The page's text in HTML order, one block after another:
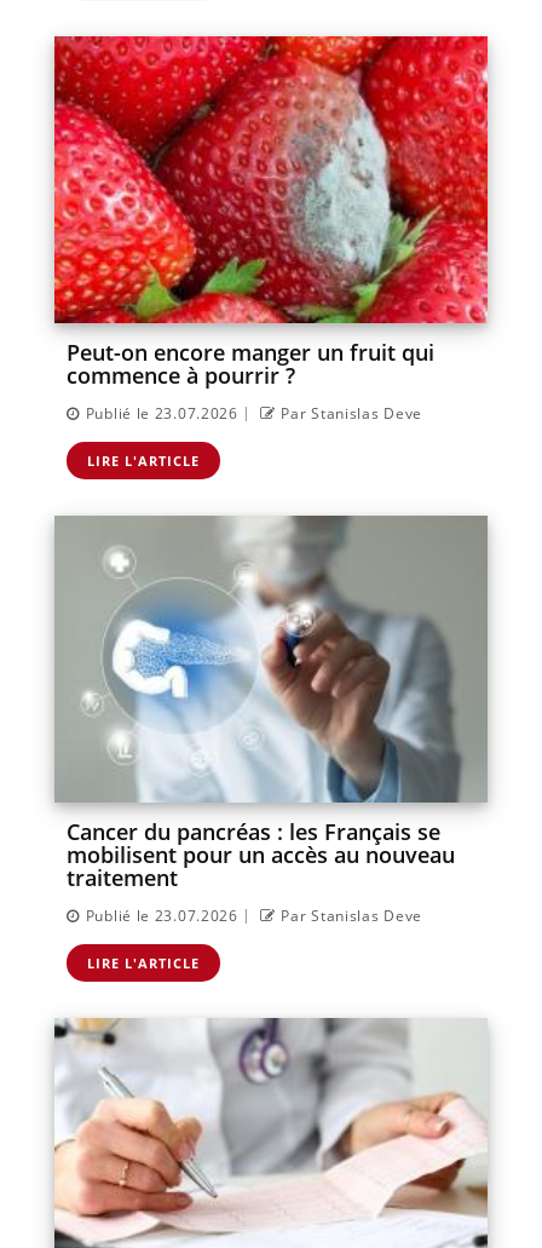
Peut-on encore manger un fruit qui
commence à pourrir ?
Publié le 23.07.2026 | Par Stanislas Deve
LIRE L'ARTICLE
Cancer du pancréas : les Français se
mobilisent pour un accès au nouveau
traitement
Publié le 23.07.2026 | Par Stanislas Deve
LIRE L'ARTICLE